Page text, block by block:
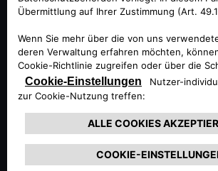
Vom Kleinwagen über Mittelklasse bis
Unsere ausgewählten Reifenpartner
Darüber hinaus profitieren Sie beim
von höchster Markenqualität und
Aktionen wie Tankgutscheinen oder
Schauen Sie doch gleich einmal in unsere
Übersicht und überzeugen Sie sich selbst!